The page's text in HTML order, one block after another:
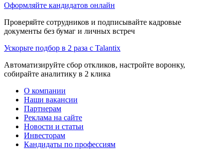
Оформляйте кандидатов онлайн
Проверяйте сотрудников и подписывайте кадровые
документы без бумаг и личных встреч
Ускорьте подбор в 2 раза с Talantix
Автоматизируйте сбор откликов, настройте воронку,
собирайте аналитику в 2 клика
О компании
Наши вакансии
Партнерам
Реклама на сайте
Новости и статьи
Инвесторам
Кандидаты по профессиям